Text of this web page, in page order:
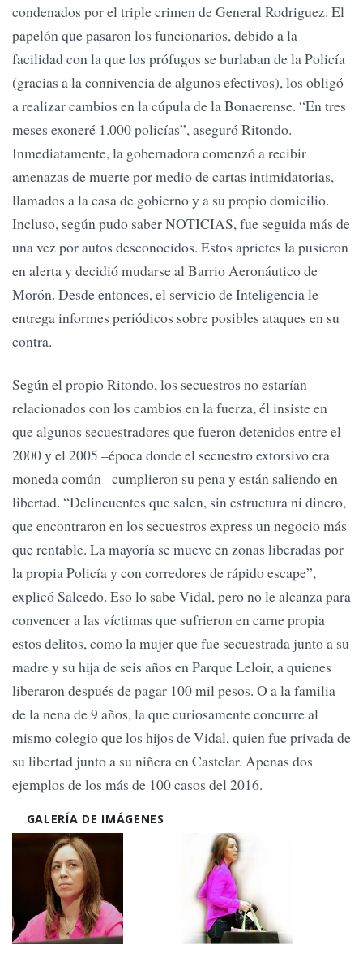
condenados por el triple crimen de General Rodriguez. El
papelón que pasaron los funcionarios, debido a la
facilidad con la que los prófugos se burlaban de la Policía
(gracias a la connivencia de algunos efectivos), los obligó
a realizar cambios en la cúpula de la Bonaerense. “En tres
meses exoneré 1.000 policías”, aseguró Ritondo.
Inmediatamente, la gobernadora comenzó a recibir
amenazas de muerte por medio de cartas intimidatorias,
llamados a la casa de gobierno y a su propio domicilio.
Incluso, según pudo saber NOTICIAS, fue seguida más de
una vez por autos desconocidos. Estos aprietes la pusieron
en alerta y decidió mudarse al Barrio Aeronáutico de
Morón. Desde entonces, el servicio de Inteligencia le
entrega informes periódicos sobre posibles ataques en su
contra.
Según el propio Ritondo, los secuestros no estarían
relacionados con los cambios en la fuerza, él insiste en
que algunos secuestradores que fueron detenidos entre el
2000 y el 2005 –época donde el secuestro extorsivo era
moneda común– cumplieron su pena y están saliendo en
libertad. “Delincuentes que salen, sin estructura ni dinero,
que encontraron en los secuestros express un negocio más
que rentable. La mayoría se mueve en zonas liberadas por
la propia Policía y con corredores de rápido escape”,
explicó Salcedo. Eso lo sabe Vidal, pero no le alcanza para
convencer a las víctimas que sufrieron en carne propia
estos delitos, como la mujer que fue secuestrada junto a su
madre y su hija de seis años en Parque Leloir, a quienes
liberaron después de pagar 100 mil pesos. O a la familia
de la nena de 9 años, la que curiosamente concurre al
mismo colegio que los hijos de Vidal, quien fue privada de
su libertad junto a su niñera en Castelar. Apenas dos
ejemplos de los más de 100 casos del 2016.
GALERÍA DE IMÁGENES